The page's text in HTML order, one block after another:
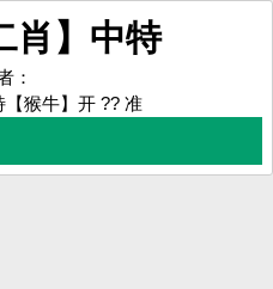
肖】中特
：
【猴牛】开 ?? 准